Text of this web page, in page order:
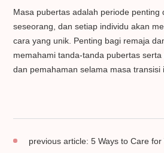
Masa pubertas adalah periode penting
seseorang, dan setiap individu akan
cara yang unik. Penting bagi remaja
memahami tanda-tanda pubertas
dan pemahaman selama masa transisi
previous article:5 Ways to Care for Women's